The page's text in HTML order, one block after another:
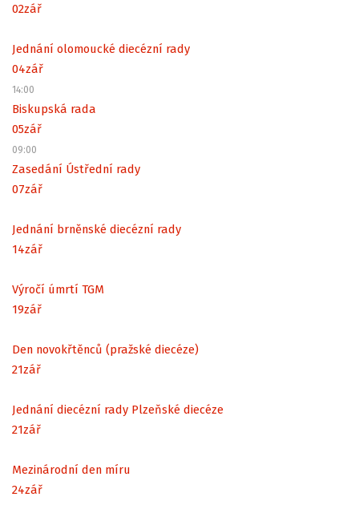
02zář
Jednání olomoucké diecézní rady
04zář
14:00
Biskupská rada
05zář
09:00
Zasedání Ústřední rady
07zář
Jednání brněnské diecézní rady
14zář
Výročí úmrtí TGM
19zář
Den novokřtěnců (pražské diecéze)
21zář
Jednání diecézní rady Plzeňské diecéze
21zář
Mezinárodní den míru
24zář